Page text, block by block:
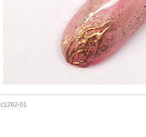
c1262-01